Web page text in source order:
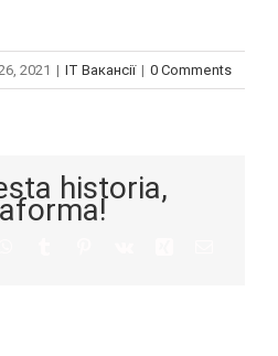
2021 | IT Вакансії | 0 Comments
historia,